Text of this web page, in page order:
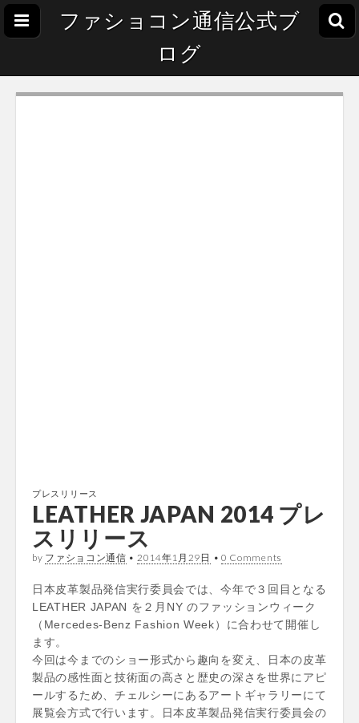
ファショコン通信公式ブ
ログ
プレスリリース
LEATHER JAPAN 2014 プレ
スリリース
by ファショコン通信 • 2014年1月29日 • 0 Comments
日本皮革製品発信実行委員会では、今年で３回目となる
LEATHER JAPAN を２月NY のファッションウィーク
（Mercedes-Benz Fashion Week）に合わせて開催し
ます。
今回は今までのショー形式から趣向を変え、日本の皮革
製品の感性面と技術面の高さと歴史の深さを世界にアピ
ールするため、チェルシーにあるアートギャラリーにて
展覧会方式で行います。日本皮革製品発信実行委員会の